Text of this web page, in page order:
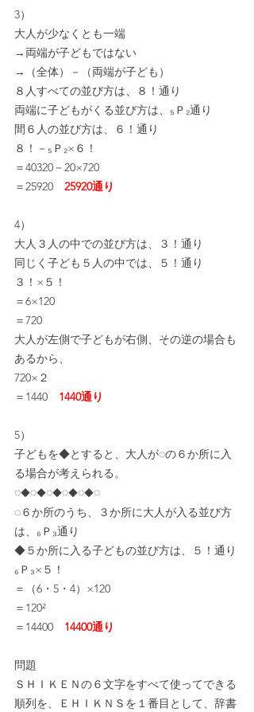
3）
大人が少なくとも一端
→両端が子どもではない
→（全体）－（両端が子ども）
８人すべての並び方は、８！通り
両端に子どもがくる並び方は、₅Ｐ₂通り
間６人の並び方は、６！通り
８！－₅Ｐ₂×６！
＝40320－20×720
＝25920 25920通り
4）
大人３人の中での並び方は、３！通り
同じく子ども５人の中では、５！通り
３！×５！
＝6×120
＝720
大人が左側で子どもが右側、その逆の場合も
あるから、
720×２
＝1440 1440通り
5）
子どもを◆とすると、大人が◌の６か所に入
る場合が考えられる。
◌◆◌◆◌◆◌◆◌◆◌
◌６か所のうち、３か所に大人が入る並び方
は、₆Ｐ₃通り
◆５か所に入る子どもの並び方は、５！通り
₆Ｐ₃×５！
＝（6・5・4）×120
＝120²
＝14400 14400通り
問題
ＳＨＩＫＥＮの６文字をすべて使ってできる
順列を、ＥＨＩＫＮＳを１番目として、辞書